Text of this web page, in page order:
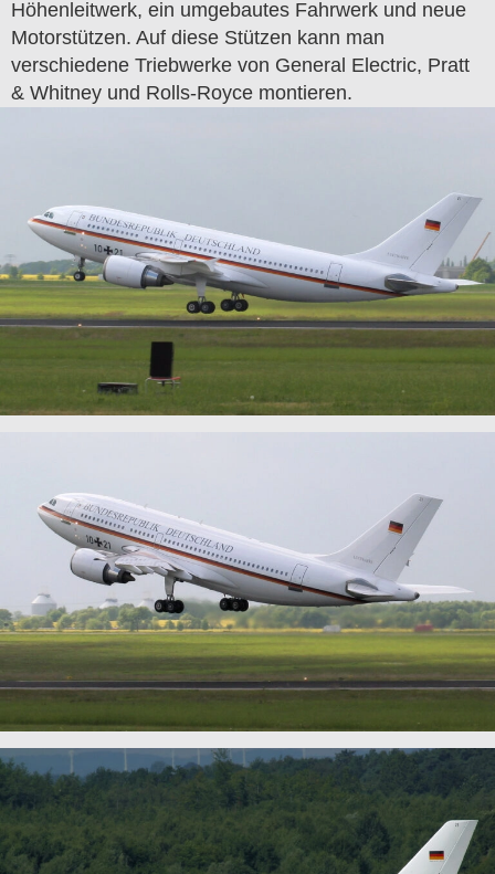
Höhenleitwerk, ein umgebautes Fahrwerk und neue
Motorstützen. Auf diese Stützen kann man
verschiedene Triebwerke von General Electric, Pratt
& Whitney und Rolls-Royce montieren.